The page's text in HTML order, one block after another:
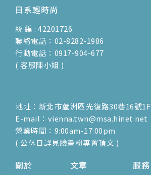
日系輕時尚
統 編 : 42201726
聯絡電話：02-8282-1986
行動電話：0917-904-677
( 客服陳小姐 )
地址：新北市蘆洲區光復路30巷16號1F
E-mail：vienna.twn@msa.hinet.net
營業時間：9:00am-17:00pm
( 公休日詳見臉書粉專置頂文 )
關於 文章 服務